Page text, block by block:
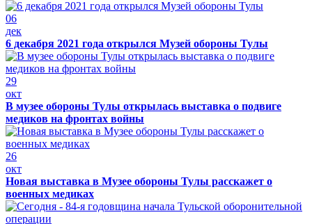
06
дек
6 декабря 2021 года открылся Музей обороны Тулы
29
окт
В музее обороны Тулы открылась выставка о подвиге
медиков на фронтах войны
26
окт
Новая выставка в Музее обороны Тулы расскажет о
военных медиках